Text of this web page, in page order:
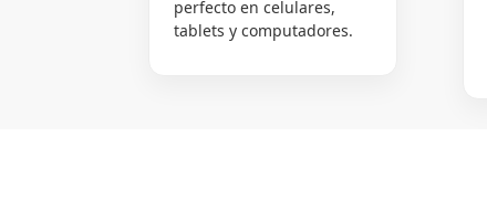
perfecto en celulares,
tablets y computadores.